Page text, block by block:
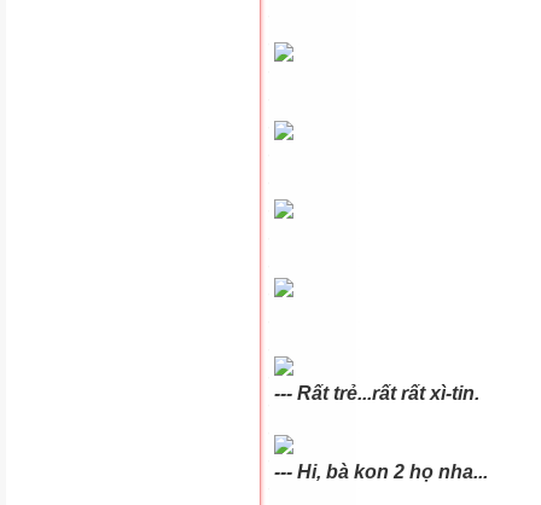
--- Rất trẻ...rất rất xì-tin.
--- Hi, bà kon 2 họ nha...